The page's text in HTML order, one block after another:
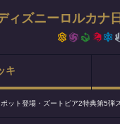
ィズニーロルカナ
キ
ット登場・ズートピア2特典第5弾